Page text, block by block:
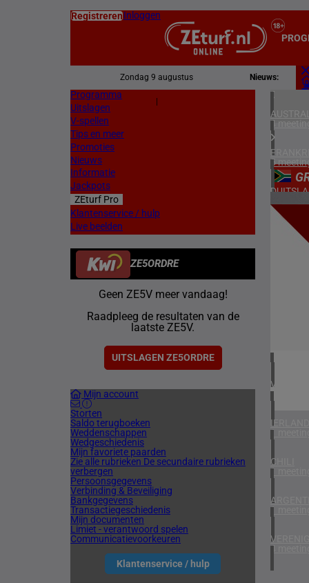
RegistrerenInloggen
Zondag 9 augustus Nieuws:
Programma
Uitslagen
V-spellen
Tips en meer
Promoties
Nieuws
Informatie
Jackpots
ZEturf Pro
Klantenservice / hulp
Live beelden
ZE5ORDRE
Geen ZE5V meer vandaag!
Raadpleeg de resultaten van de
laatste ZE5V.
UITSLAGEN ZE5ORDRE
Mijn account
Storten
Saldo terugboeken
Weddenschappen
Wedgeschiedenis
Mijn favoriete paarden
Zie alle rubrieken De secundaire rubrieken
verbergen
Persoonsgegevens
Verbinding & Beveiliging
Bankgegevens
Transactiegeschiedenis
Mijn documenten
Limiet - verantwoord spelen
Communicatievoorkeuren
Klantenservice / hulp
4
5
ZWEDEN
3
1
5
IERLAND
1
CHILI
1
1
4
6
17/04/